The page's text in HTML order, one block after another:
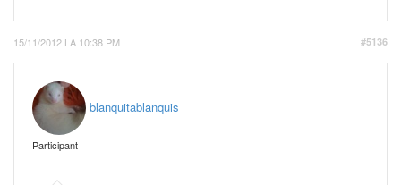
15/11/2012 LA 10:38 PM #5136
blanquitablanquis
Participant